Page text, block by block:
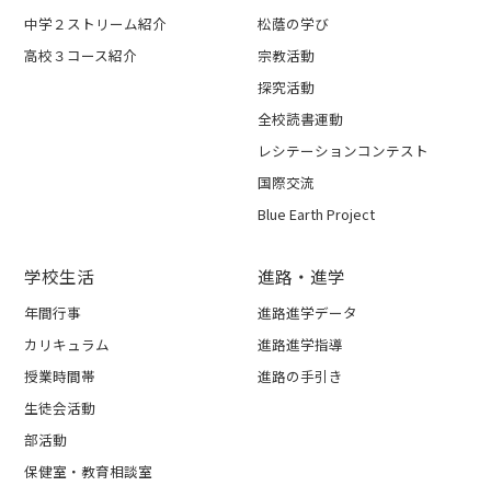
中学２ストリーム紹介
高校３コース紹介
松蔭の学び
宗教活動
探究活動
全校読書運動
レシテーションコンテスト
国際交流
Blue Earth Project
学校生活
年間行事
カリキュラム
授業時間帯
生徒会活動
部活動
保健室・教育相談室
進路・進学
進路進学データ
進路進学指導
進路の手引き